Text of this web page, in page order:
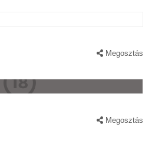
Megosztás
Megosztás